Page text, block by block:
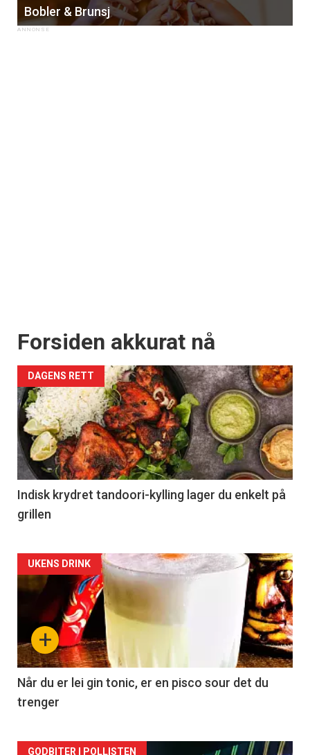
Bobler & Brunsj
Forsiden akkurat nå
DAGENS RETT
Indisk krydret tandoori-kylling lager du enkelt på
grillen
Forsiden
akkurat
nå
-
2
+
UKENS DRINK
Når du er lei gin tonic, er en pisco sour det du
trenger
GODBITER I POLLISTEN